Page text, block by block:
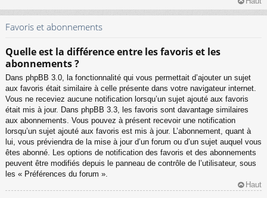
Favoris et abonnements
Quelle est la différence entre les favoris et les
abonnements ?
Dans phpBB 3.0, la fonctionnalité qui vous permettait d’ajouter un sujet
aux favoris était similaire à celle présente dans votre navigateur internet.
Vous ne receviez aucune notification lorsqu’un sujet ajouté aux favoris
était mis à jour. Dans phpBB 3.3, les favoris sont davantage similaires
aux abonnements. Vous pouvez à présent recevoir une notification
lorsqu’un sujet ajouté aux favoris est mis à jour. L’abonnement, quant à
lui, vous préviendra de la mise à jour d’un forum ou d’un sujet auquel vous
êtes abonné. Les options de notification des favoris et des abonnements
peuvent être modifiés depuis le panneau de contrôle de l’utilisateur, sous
les « Préférences du forum ».
Haut